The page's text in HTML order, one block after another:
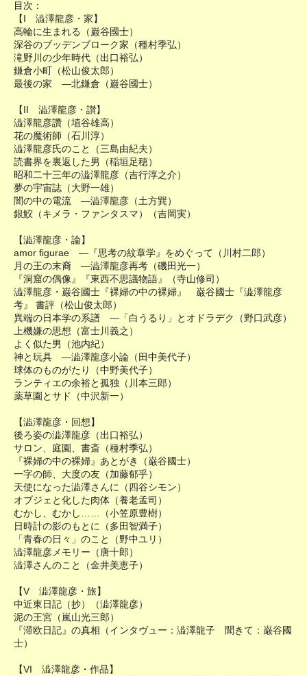
目次：
【I 澁澤龍彦・家】
高輪に生まれる（巌谷國士）
深谷のブッデンブローク家（種村季弘）
滝野川の少年時代（出口裕弘）
鎌倉小町（松山俊太郎）
最後の家 ―北鎌倉（巌谷國士）
【II 澁澤龍彦・讃】
澁澤龍彦讚（埴谷雄高）
花の魔術師（石川淳）
澁澤龍彦氏のこと（三島由紀夫）
読書界を裏返した男（稲垣足穂）
昭和二十三年の澁澤龍彦（吉行淳之介）
夢の宇宙誌（大野一雄）
闇の中の電流 ―澁澤龍彦（土方巽）
銀鮫（キメラ・ファンタスマ）（吉岡実）
【澁澤龍彦・論】
amor figurae ―『思考の紋章学』をめぐって（川村二郎）
月の王の末裔 ―澁澤龍彦再考（磯田光一）
『洞窟の偶像』『東西不思議物語』（寺山修司）
澁澤龍彦・巌谷國士『裸婦の中の裸婦』 巌谷國士『澁澤龍彦
考』 書評（松山俊太郎）
異端の日本学の系譜 ―「白うるり」とオドラデク（野口武彦）
上機嫌の思想（富士川義之）
よく似た男（池内紀）
神と玩具 ―澁澤龍彦小論（田中美代子）
球体のものがたり（中野美代子）
ランティエの余裕と孤独（川本三郎）
薬草園とサド（中沢新一）
【澁澤龍彦・回想】
後ろ姿の澁澤龍彦（出口裕弘）
サロン、庭園、書斎（種村季弘）
『裸婦の中の裸婦』あとがき（巌谷國士）
一字の師、大度の友（加藤郁乎）
天使になった澁澤さんに（四谷シモン）
オブジェと化した肉体（養老孟司）
むかし、むかし……（小笠原豊樹）
日時計の影のもとに（多田智満子）
「青春の日々」のこと（野中ユリ）
澁澤龍彦メモリー（唐十郎）
澁澤さんのこと（金井美恵子）
【V 澁澤龍彦・旅】
中近東日記（抄）（澁澤龍彦）
泥の王宮（嵐山光三郎）
『滞欧日記』の真相（インタヴュー：澁澤龍子 聞きて：巌谷國
士）
【VI 澁澤龍彦・作品】